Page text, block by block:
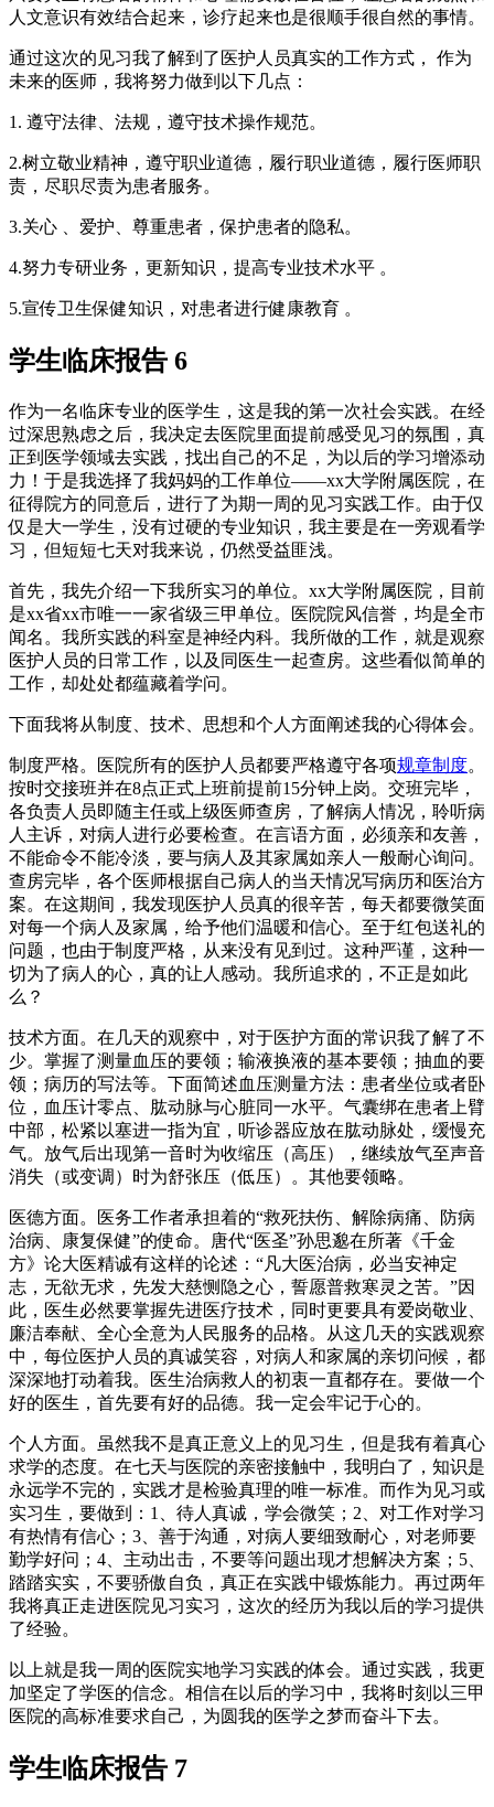
人文意识有效结合起来，诊疗起来也是很顺手很自然的事情。
通过这次的见习我了解到了医护人员真实的工作方式， 作为
未来的医师，我将努力做到以下几点：
1. 遵守法律、法规，遵守技术操作规范。
2.树立敬业精神，遵守职业道德，履行职业道德，履行医师职
责，尽职尽责为患者服务。
3.关心 、爱护、尊重患者，保护患者的隐私。
4.努力专研业务，更新知识，提高专业技术水平 。
5.宣传卫生保健知识，对患者进行健康教育 。
学生临床报告 6
作为一名临床专业的医学生，这是我的第一次社会实践。在经
过深思熟虑之后，我决定去医院里面提前感受见习的氛围，真
正到医学领域去实践，找出自己的不足，为以后的学习增添动
力！于是我选择了我妈妈的工作单位——xx大学附属医院，在
征得院方的同意后，进行了为期一周的见习实践工作。由于仅
仅是大一学生，没有过硬的专业知识，我主要是在一旁观看学
习，但短短七天对我来说，仍然受益匪浅。
首先，我先介绍一下我所实习的单位。xx大学附属医院，目前
是xx省xx市唯一一家省级三甲单位。医院院风信誉，均是全市
闻名。我所实践的科室是神经内科。我所做的工作，就是观察
医护人员的日常工作，以及同医生一起查房。这些看似简单的
工作，却处处都蕴藏着学问。
下面我将从制度、技术、思想和个人方面阐述我的心得体会。
制度严格。医院所有的医护人员都要严格遵守各项规章制度。
按时交接班并在8点正式上班前提前15分钟上岗。交班完毕，
各负责人员即随主任或上级医师查房，了解病人情况，聆听病
人主诉，对病人进行必要检查。在言语方面，必须亲和友善，
不能命令不能冷淡，要与病人及其家属如亲人一般耐心询问。
查房完毕，各个医师根据自己病人的当天情况写病历和医治方
案。在这期间，我发现医护人员真的很辛苦，每天都要微笑面
对每一个病人及家属，给予他们温暖和信心。至于红包送礼的
问题，也由于制度严格，从来没有见到过。这种严谨，这种一
切为了病人的心，真的让人感动。我所追求的，不正是如此
么？
技术方面。在几天的观察中，对于医护方面的常识我了解了不
少。掌握了测量血压的要领；输液换液的基本要领；抽血的要
领；病历的写法等。下面简述血压测量方法：患者坐位或者卧
位，血压计零点、肱动脉与心脏同一水平。气囊绑在患者上臂
中部，松紧以塞进一指为宜，听诊器应放在肱动脉处，缓慢充
气。放气后出现第一音时为收缩压（高压），继续放气至声音
消失（或变调）时为舒张压（低压）。其他要领略。
医德方面。医务工作者承担着的“救死扶伤、解除病痛、防病
治病、康复保健”的使命。唐代“医圣”孙思邈在所著《千金
方》论大医精诚有这样的论述：“凡大医治病，必当安神定
志，无欲无求，先发大慈恻隐之心，誓愿普救寒灵之苦。”因
此，医生必然要掌握先进医疗技术，同时更要具有爱岗敬业、
廉洁奉献、全心全意为人民服务的品格。从这几天的实践观察
中，每位医护人员的真诚笑容，对病人和家属的亲切问候，都
深深地打动着我。医生治病救人的初衷一直都存在。要做一个
好的医生，首先要有好的品德。我一定会牢记于心的。
个人方面。虽然我不是真正意义上的见习生，但是我有着真心
求学的态度。在七天与医院的亲密接触中，我明白了，知识是
永远学不完的，实践才是检验真理的唯一标准。而作为见习或
实习生，要做到：1、待人真诚，学会微笑；2、对工作对学习
有热情有信心；3、善于沟通，对病人要细致耐心，对老师要
勤学好问；4、主动出击，不要等问题出现才想解决方案；5、
踏踏实实，不要骄傲自负，真正在实践中锻炼能力。再过两年
我将真正走进医院见习实习，这次的经历为我以后的学习提供
了经验。
以上就是我一周的医院实地学习实践的体会。通过实践，我更
加坚定了学医的信念。相信在以后的学习中，我将时刻以三甲
医院的高标准要求自己，为圆我的医学之梦而奋斗下去。
学生临床报告 7